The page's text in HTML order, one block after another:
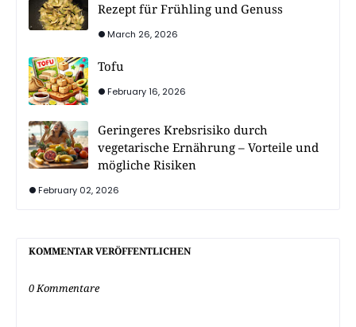
Rezept für Frühling und Genuss
March 26, 2026
Tofu
February 16, 2026
Geringeres Krebsrisiko durch
vegetarische Ernährung – Vorteile und
mögliche Risiken
February 02, 2026
KOMMENTAR VERÖFFENTLICHEN
0 Kommentare